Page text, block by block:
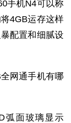
手机N4可以称
4GB运存这样
配置和细腻设
弧面玻璃显示